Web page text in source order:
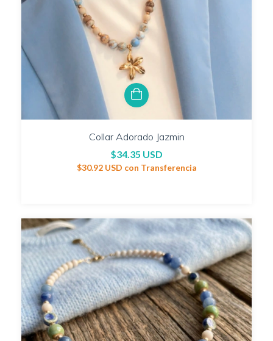
Collar Adorado Jazmin
$34.35 USD
$30.92 USD con Transferencia